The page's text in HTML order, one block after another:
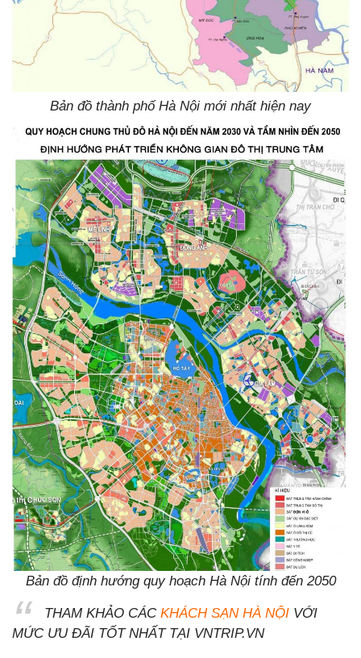
Bản đồ thành phố Hà Nội mới nhất hiện nay
Bản đồ định hướng quy hoạch Hà Nội tính đến 2050
THAM KHẢO CÁC KHÁCH SẠN HÀ NỘI VỚI
MỨC ƯU ĐÃI TỐT NHẤT TẠI VNTRIP.VN